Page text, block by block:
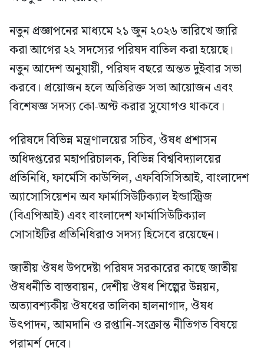
নতুন প্রজ্ঞাপনের মাধ্যমে ২১ জুন ২০২৬ তারিখে জারি
করা আগের ২২ সদস্যের পরিষদ বাতিল করা হয়েছে।
নতুন আদেশ অনুযায়ী, পরিষদ বছরে অন্তত দুইবার সভা
করবে। প্রয়োজন হলে অতিরিক্ত সভা আয়োজন এবং
বিশেষজ্ঞ সদস্য কো-অপ্ট করার সুযোগও থাকবে।
পরিষদে বিভিন্ন মন্ত্রণালয়ের সচিব, ঔষধ প্রশাসন
অধিদপ্তরের মহাপরিচালক, বিভিন্ন বিশ্ববিদ্যালয়ের
প্রতিনিধি, ফার্মেসি কাউন্সিল, এফবিসিসিআই, বাংলাদেশ
অ্যাসোসিয়েশন অব ফার্মাসিউটিক্যাল ইন্ডাস্ট্রিজ
(বিএপিআই) এবং বাংলাদেশ ফার্মাসিউটিক্যাল
সোসাইটির প্রতিনিধিরাও সদস্য হিসেবে রয়েছেন।
জাতীয় ঔষধ উপদেষ্টা পরিষদ সরকারের কাছে জাতীয়
ঔষধনীতি বাস্তবায়ন, দেশীয় ঔষধ শিল্পের উন্নয়ন,
অত্যাবশ্যকীয় ঔষধের তালিকা হালনাগাদ, ঔষধ
উৎপাদন, আমদানি ও রপ্তানি-সংক্রান্ত নীতিগত বিষয়ে
পরামর্শ দেবে।